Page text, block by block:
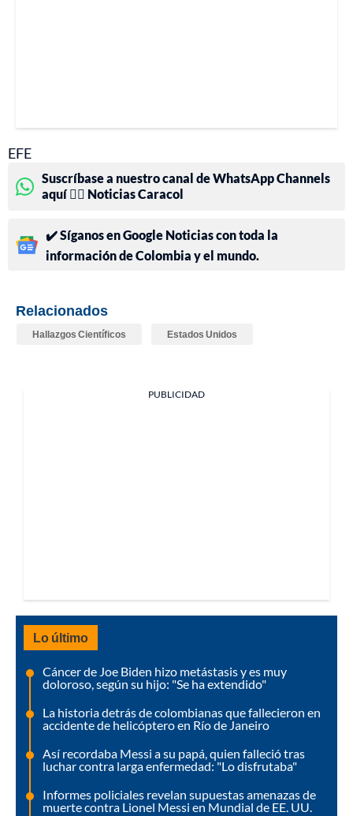
EFE
Suscríbase a nuestro canal de WhatsApp Channels
aquí 👉🏻 Noticias Caracol
✔️ Síganos en Google Noticias con toda la
información de Colombia y el mundo.
Relacionados
Hallazgos Científicos Estados Unidos
PUBLICIDAD
Lo último
Cáncer de Joe Biden hizo metástasis y es muy
doloroso, según su hijo: "Se ha extendido"
La historia detrás de colombianas que fallecieron en
accidente de helicóptero en Río de Janeiro
Así recordaba Messi a su papá, quien falleció tras
luchar contra larga enfermedad: "Lo disfrutaba"
Informes policiales revelan supuestas amenazas de
muerte contra Lionel Messi en Mundial de EE. UU.